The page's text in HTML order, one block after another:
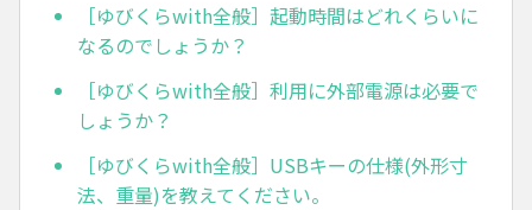
［ゆびくらwith全般］起動時間はどれくらいに
なるのでしょうか？
［ゆびくらwith全般］利用に外部電源は必要で
しょうか？
［ゆびくらwith全般］USBキーの仕様(外形寸
法、重量)を教えてください。